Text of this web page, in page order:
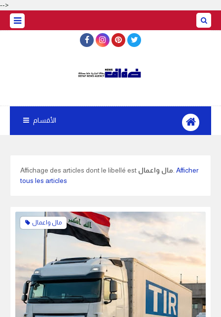
-->
الأقسام
Affichage des articles dont le libellé est مال واعمال Afficher
tous les articles
مال واعمال